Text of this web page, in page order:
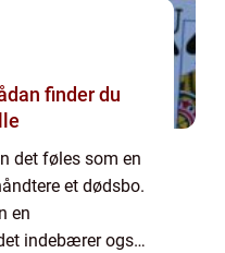
det føles som en
et dødsbo.
en
indebærer også